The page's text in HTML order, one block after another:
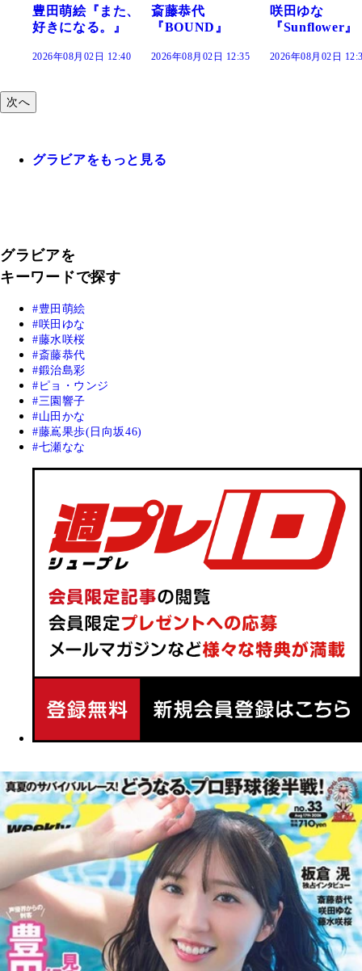
また、
。』
日 12:40
斎藤恭代
『BOUND』
2026年08月02日 12:35
咲田ゆな
『Sunflower』
2026年08月02日 12:30
藤水咲桜
だまり』
2026年08月
次へ
グラビアをもっと見る
グラビアを
キーワードで探す
豊田萌絵
咲田ゆな
藤水咲桜
斎藤恭代
鍛治島彩
ピョ・ウンジ
三園響子
山田かな
藤嶌果歩(日向坂46)
七瀬なな